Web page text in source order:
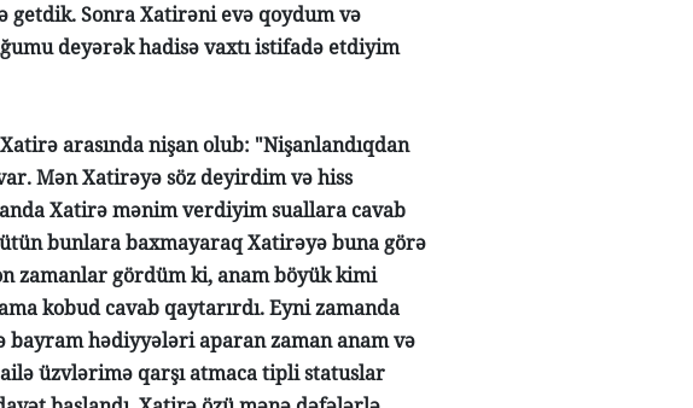
getdik. Sonra Xatirəni evə qoydum və
deyərək hadisə vaxtı istifadə etdiyim
arasında nişan olub: "Nişanlandıqdan
Mən Xatirəyə söz deyirdim və hiss
Xatirə mənim verdiyim suallara cavab
bunlara baxmayaraq Xatirəyə buna görə
zamanlar gördüm ki, anam böyük kimi
kobud cavab qaytarırdı. Eyni zamanda
hədiyyələri aparan zaman anam və
üzvlərimə qarşı atmaca tipli statuslar